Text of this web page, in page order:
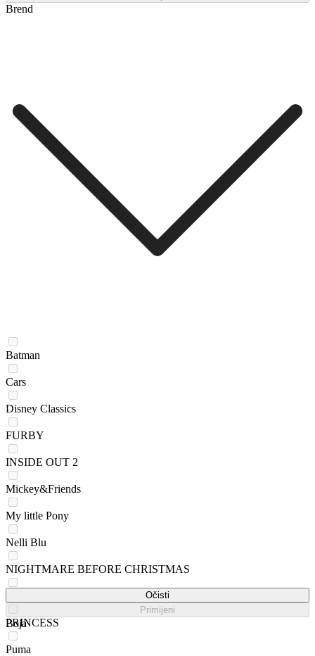
Brend
Batman
Cars
Disney Classics
FURBY
INSIDE OUT 2
Mickey&Friends
My little Pony
Nelli Blu
NIGHTMARE BEFORE CHRISTMAS
PRINCESS
Puma
Očisti
Primijeni
Boja